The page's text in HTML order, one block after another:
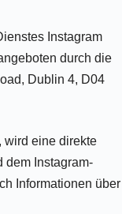
Instagram
durch die
Dublin 4, D04
wird eine direkte
dem Instagram-
Informationen über